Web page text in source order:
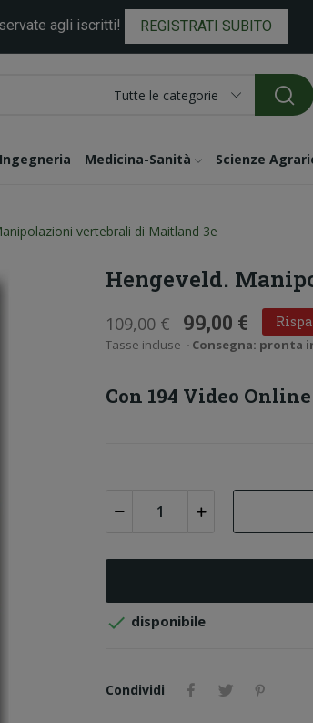
agli iscritti! REGISTRATI SUBITO
Tutte le categorie
Ingegneria Medicina-Sanità Scienze
vertebrali di Maitland 3e
Hengeveld.
109,00 € 99,00 €
Tasse incluse Consegna: pronta
Con 194 Video Online
 disponibile
Condividi